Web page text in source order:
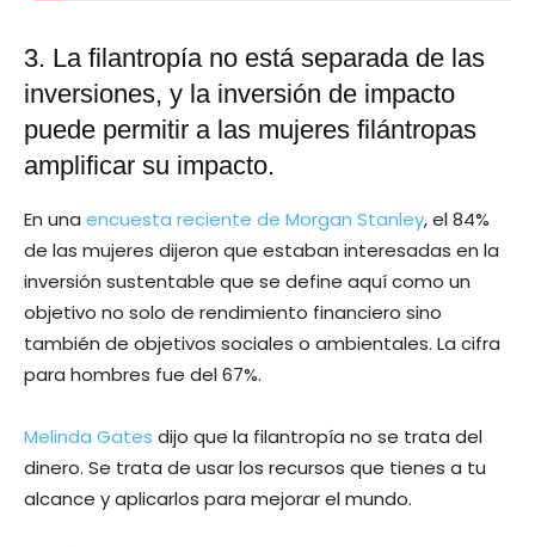
3. La filantropía no está separada de las
inversiones, y la inversión de impacto
puede permitir a las mujeres filántropas
amplificar su impacto.
En una encuesta reciente de Morgan Stanley, el 84%
de las mujeres dijeron que estaban interesadas en la
inversión sustentable que se define aquí como un
objetivo no solo de rendimiento financiero sino
también de objetivos sociales o ambientales. La cifra
para hombres fue del 67%.
Melinda Gates dijo que la filantropía no se trata del
dinero. Se trata de usar los recursos que tienes a tu
alcance y aplicarlos para mejorar el mundo.